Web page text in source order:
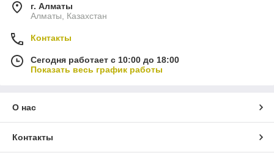
г. Алматы
Алматы, Казахстан
Контакты
Сегодня работает с 10:00 до 18:00
Показать весь график работы
О нас
Контакты